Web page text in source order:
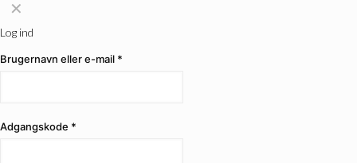
✕
Log ind
Brugernavn eller e-mail *
Adgangskode *